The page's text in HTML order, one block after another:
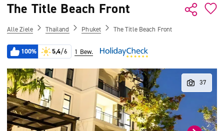
The Title Beach Front
Alle Ziele Thailand Phuket The Title Beach Front
100% 5,4/6 1 Bew.